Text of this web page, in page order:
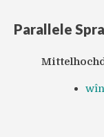
Parallele